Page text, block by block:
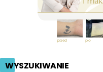
WYSZUKIWANIE